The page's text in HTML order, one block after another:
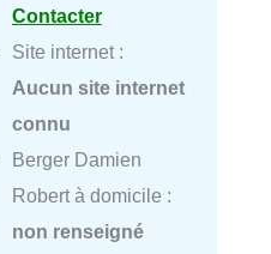
Contacter
Site internet :
Aucun site internet
connu
Berger Damien
Robert à domicile :
non renseigné